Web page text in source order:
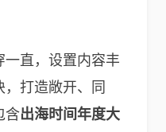
一直，设置内容丰
打造敞开、同
含出海时间年度大